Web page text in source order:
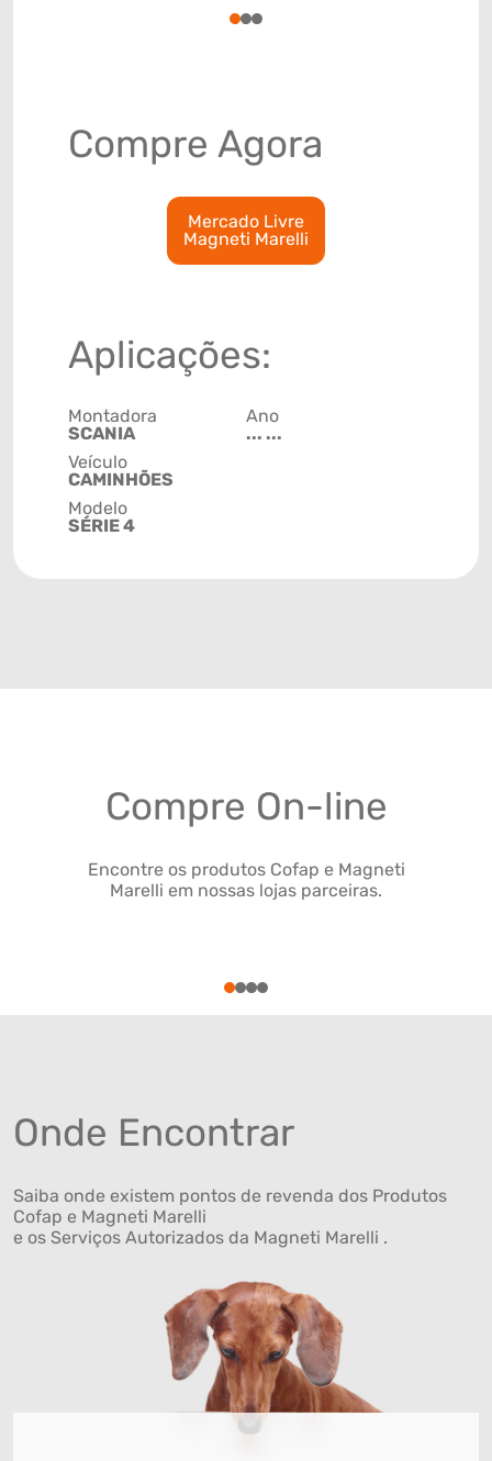
123
Compre Agora
Mercado Livre
Magneti Marelli
Aplicações:
Montadora
SCANIA
Veículo
CAMINHÕES
Modelo
SÉRIE 4
Ano
... ...
Compre On-line
Encontre os produtos Cofap e Magneti
Marelli em nossas lojas parceiras.
1234
Onde Encontrar
Saiba onde existem pontos de revenda dos Produtos
Cofap e Magneti Marelli
e os Serviços Autorizados da Magneti Marelli .